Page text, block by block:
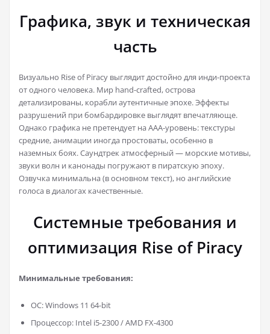
Графика, звук и техническая
часть
Визуально Rise of Piracy выглядит достойно для инди-проекта
от одного человека. Мир hand-crafted, острова
детализированы, корабли аутентичные эпохе. Эффекты
разрушений при бомбардировке выглядят впечатляюще.
Однако графика не претендует на AAA-уровень: текстуры
средние, анимации иногда простоваты, особенно в
наземных боях. Саундтрек атмосферный — морские мотивы,
звуки волн и канонады погружают в пиратскую эпоху.
Озвучка минимальна (в основном текст), но английские
голоса в диалогах качественные.
Системные требования и
оптимизация Rise of Piracy
Минимальные требования:
ОС: Windows 11 64-bit
Процессор: Intel i5-2300 / AMD FX-4300